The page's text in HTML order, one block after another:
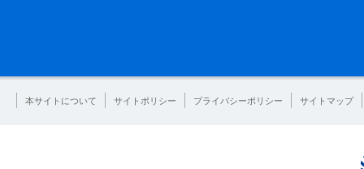
本サイトについて サイトポリシー プライバシーポリシー サイトマップ